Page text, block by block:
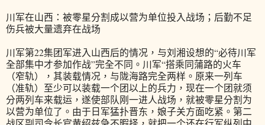
川军在山西：被零星分割成以营为单位投入战场；后勤不足
伤兵被大量遗弃在战场
川军第22集团军进入山西后的情况，与刘湘设想的“必待川军
全部集中才参加作战”完全不同。川军“搭乘同蒲路的火车
（窄轨），其装载情况，与陇海路完全两样。原来一列车
（准轨）至少可以装载一个团以上的兵力，现在一个团就须
分两列车来载运，遂使部队刚一进人战场，就被零星分割为
以营为单位了。由于日军猛扑晋东，娘子关方面吃紧。第二